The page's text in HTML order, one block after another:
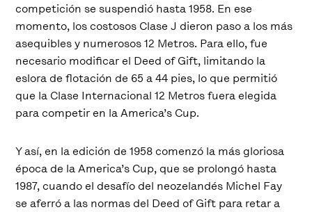
competición se suspendió hasta 1958. En ese
momento, los costosos Clase J dieron paso a los más
asequibles y numerosos 12 Metros. Para ello, fue
necesario modificar el Deed of Gift, limitando la
eslora de flotación de 65 a 44 pies, lo que permitió
que la Clase Internacional 12 Metros fuera elegida
para competir en la America’s Cup.
Y así, en la edición de 1958 comenzó la más gloriosa
época de la America’s Cup, que se prolongó hasta
1987, cuando el desafío del neozelandés Michel Fay
se aferró a las normas del Deed of Gift para retar a